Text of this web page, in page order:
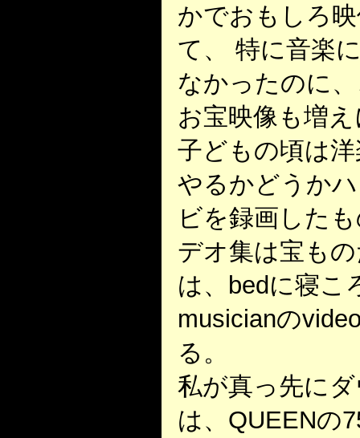
かでおもしろ
て、 特に音楽
なかったのに
お宝映像も増
子どもの頃は
やるかどうか
ビを録画した
デオ集は宝も
は、bedに寝こ
musicianの
る。
私が真っ先に
は、QUEENの